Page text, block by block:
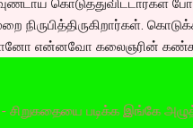
நிருபித்திருகிறார்கள்.
என்னவோ கலைஞரின்
படிக்க இங்கே அழுத்தவும்,